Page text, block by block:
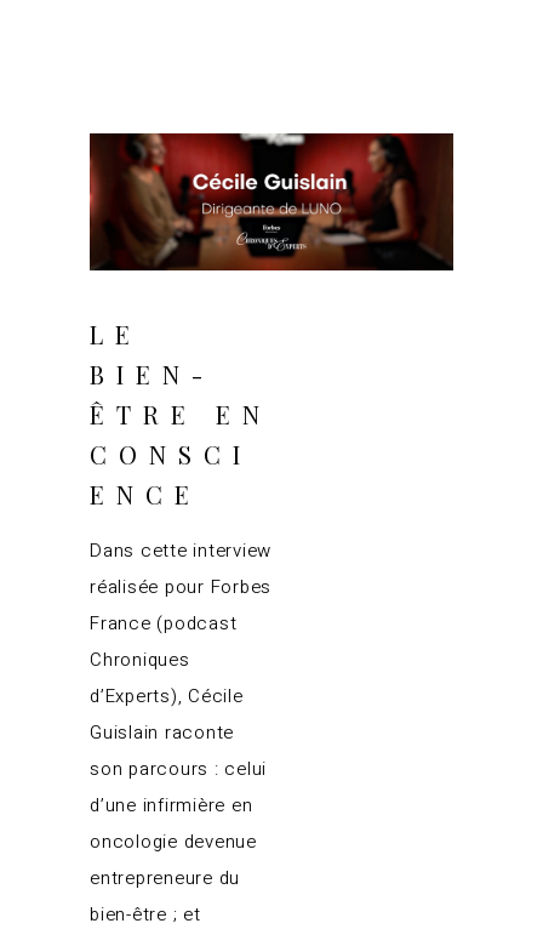
janvier 1, 2026
LE
BIEN-
ÊTRE EN
CONSCI
ENCE
Dans cette interview
réalisée pour Forbes
France (podcast
Chroniques
d’Experts), Cécile
Guislain raconte
son parcours : celui
d’une infirmière en
oncologie devenue
entrepreneure du
bien-être ; et